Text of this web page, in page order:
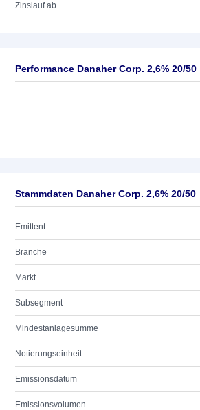
Zinslauf ab
Performance Danaher Corp. 2,6% 20/50
Stammdaten Danaher Corp. 2,6% 20/50
Emittent
Branche
Markt
Subsegment
Mindestanlagesumme
Notierungseinheit
Emissionsdatum
Emissionsvolumen